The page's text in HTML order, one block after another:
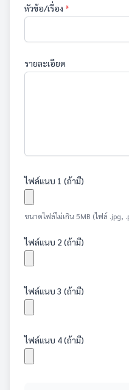
หัวข้อ/เรื่อง *
รายละเอียด
ไฟล์แนบ 1 (ถ้ามี)
ขนาดไฟล์ไม่เกิน 5MB (ไฟล์ .jpg,
ไฟล์แนบ 2 (ถ้ามี)
ไฟล์แนบ 3 (ถ้ามี)
ไฟล์แนบ 4 (ถ้ามี)